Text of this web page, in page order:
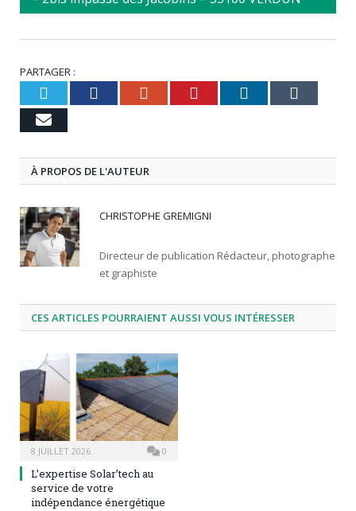
PARTAGER :
TwitterFacebookGoogle+Pinterest
LinkedIn
Email
À PROPOS DE L'AUTEUR
CHRISTOPHE GREMIGNI
Directeur de publication Rédacteur, photographe
et graphiste
CES ARTICLES POURRAIENT AUSSI VOUS INTÉRESSER
8 JUILLET 2026 0
L’expertise Solar’tech au
service de votre
indépendance énergétique